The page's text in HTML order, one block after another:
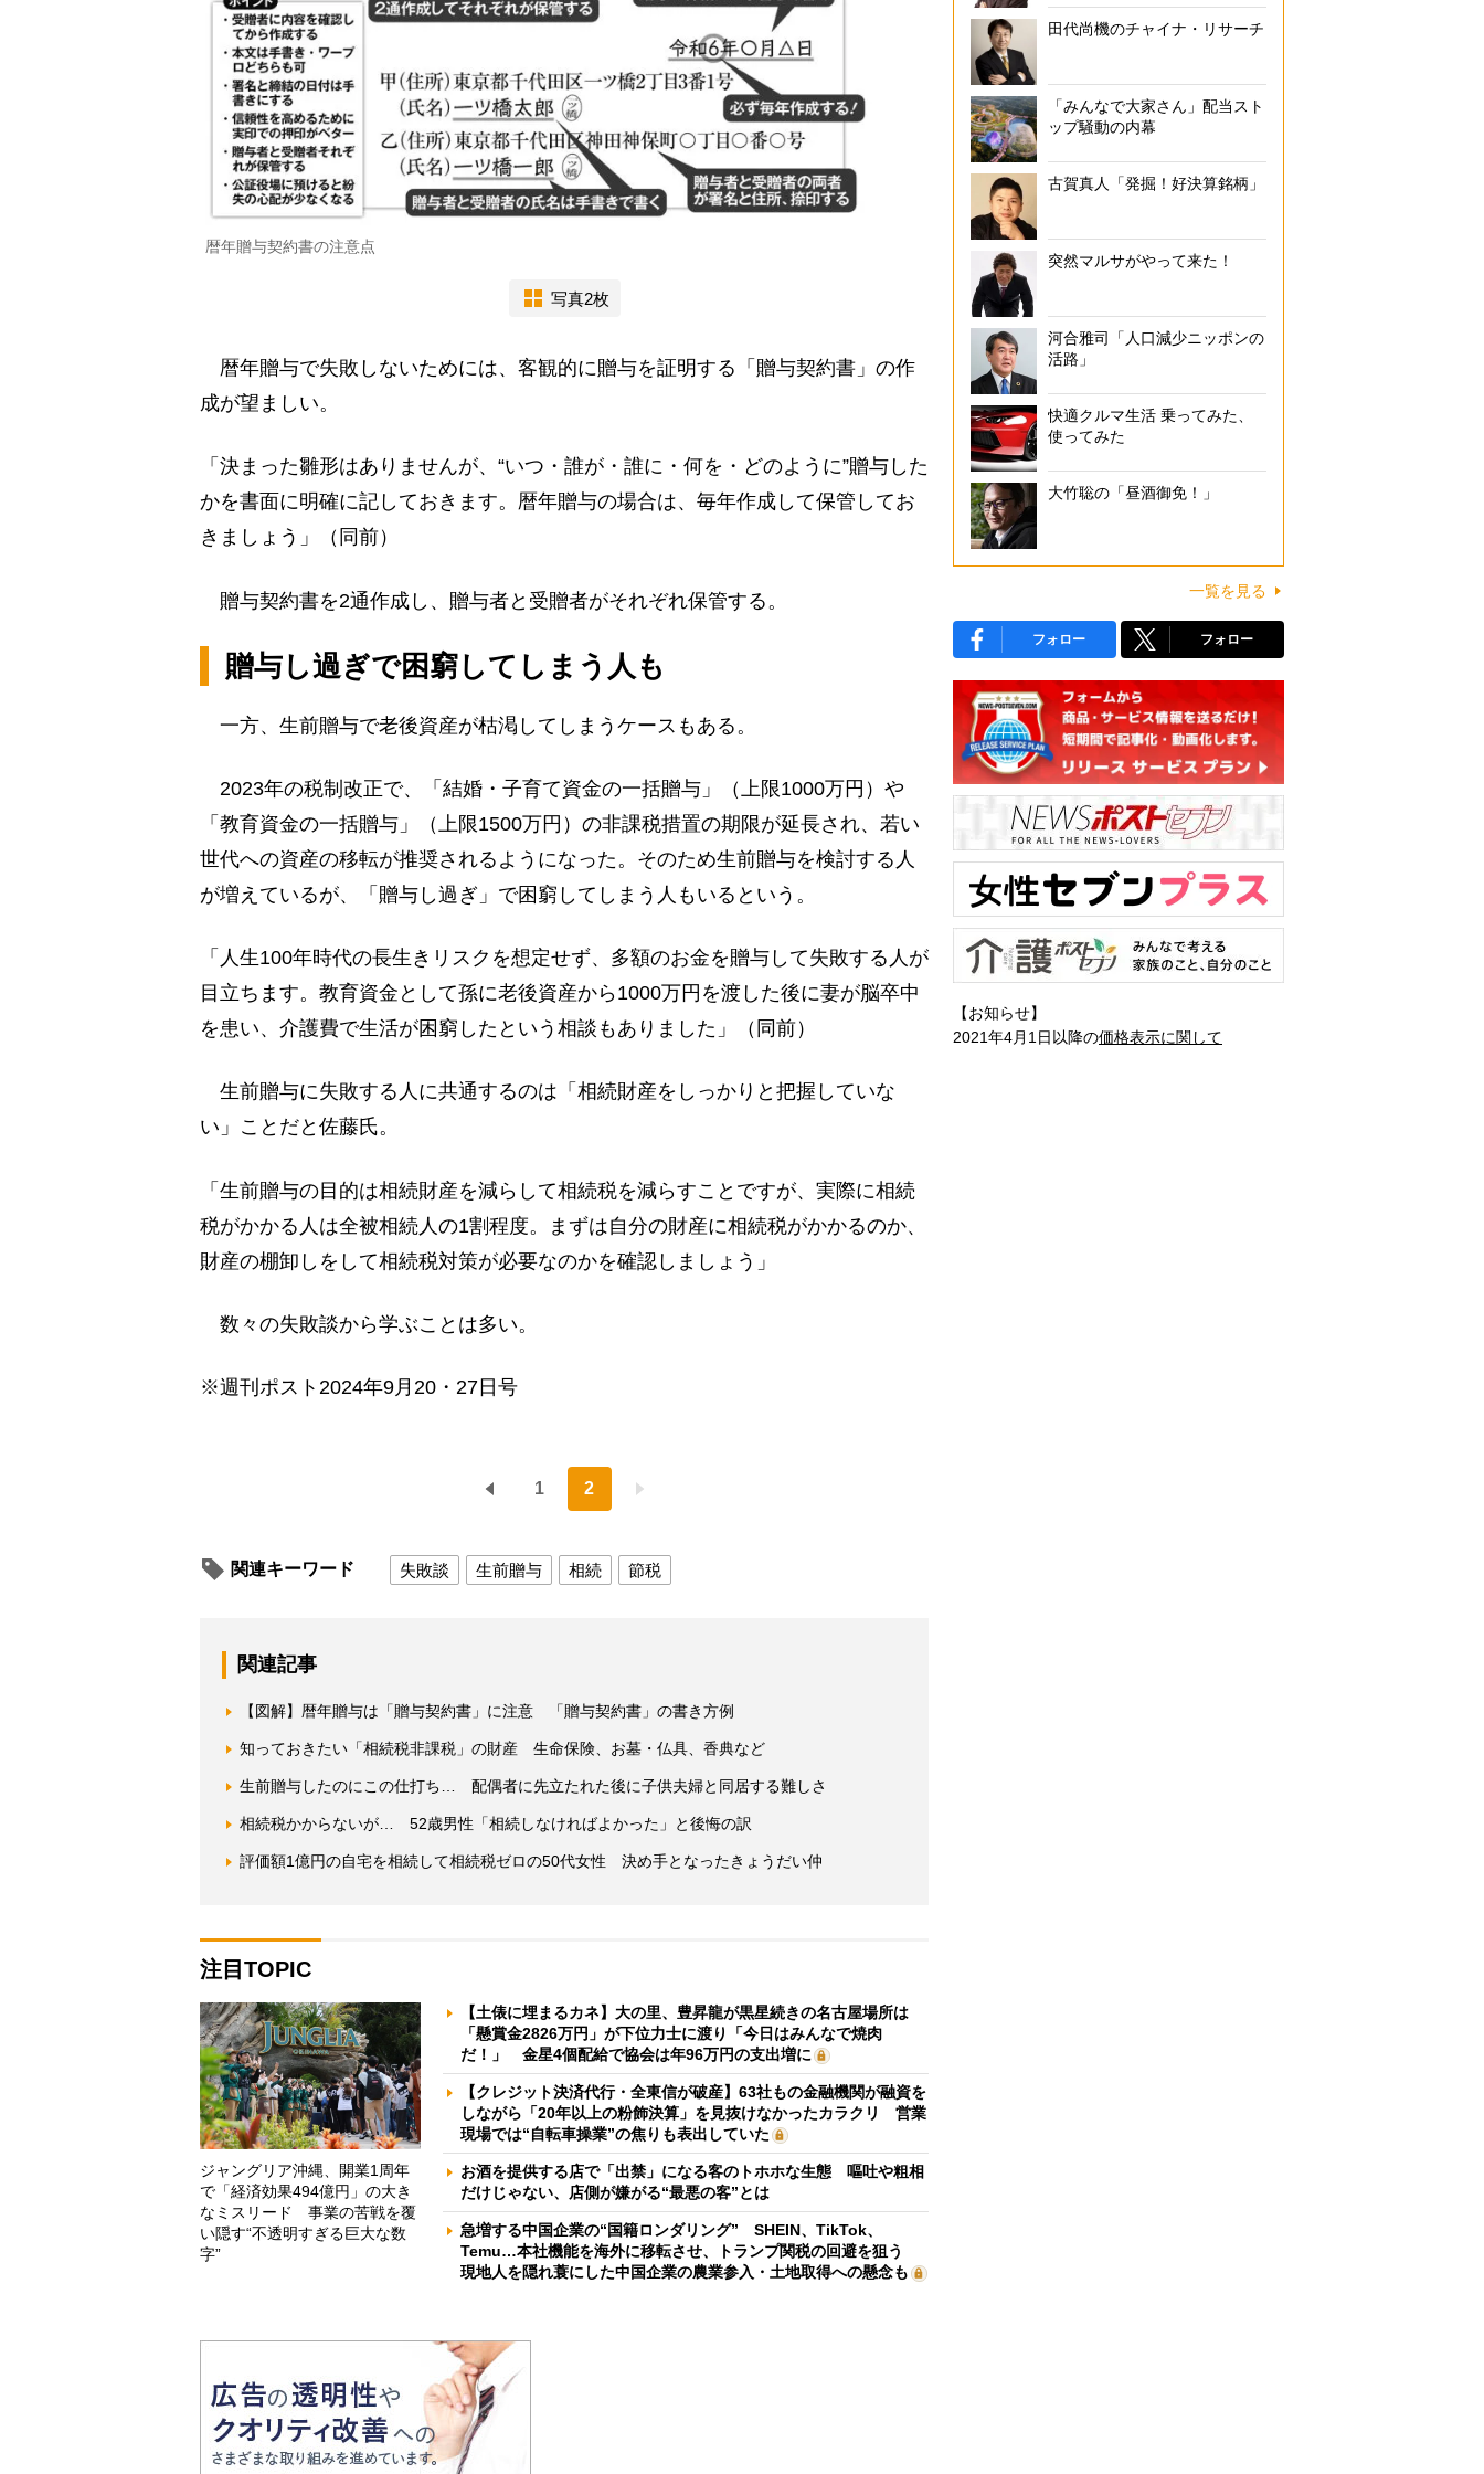
暦年贈与契約書の注意点
写真2枚
暦年贈与で失敗しないためには、客観的に贈与を証明する「贈与契約書」の作
成が望ましい。
「決まった雛形はありませんが、“いつ・誰が・誰に・何を・どのように”贈与した
かを書面に明確に記しておきます。暦年贈与の場合は、毎年作成して保管してお
きましょう」（同前）
贈与契約書を2通作成し、贈与者と受贈者がそれぞれ保管する。
贈与し過ぎで困窮してしまう人も
一方、生前贈与で老後資産が枯渇してしまうケースもある。
2023年の税制改正で、「結婚・子育て資金の一括贈与」（上限1000万円）や
「教育資金の一括贈与」（上限1500万円）の非課税措置の期限が延長され、若い
世代への資産の移転が推奨されるようになった。そのため生前贈与を検討する人
が増えているが、「贈与し過ぎ」で困窮してしまう人もいるという。
「人生100年時代の長生きリスクを想定せず、多額のお金を贈与して失敗する人が
目立ちます。教育資金として孫に老後資産から1000万円を渡した後に妻が脳卒中
を患い、介護費で生活が困窮したという相談もありました」（同前）
生前贈与に失敗する人に共通するのは「相続財産をしっかりと把握していな
い」ことだと佐藤氏。
「生前贈与の目的は相続財産を減らして相続税を減らすことですが、実際に相続
税がかかる人は全被相続人の1割程度。まずは自分の財産に相続税がかかるのか、
財産の棚卸しをして相続税対策が必要なのかを確認しましょう」
数々の失敗談から学ぶことは多い。
※週刊ポスト2024年9月20・27日号
1 2
関連キーワード 失敗談 生前贈与 相続 節税
関連記事
【図解】暦年贈与は「贈与契約書」に注意 「贈与契約書」の書き方例
知っておきたい「相続税非課税」の財産 生命保険、お墓・仏具、香典など
生前贈与したのにこの仕打ち… 配偶者に先立たれた後に子供夫婦と同居する難しさ
相続税かからないが… 52歳男性「相続しなければよかった」と後悔の訳
評価額1億円の自宅を相続して相続税ゼロの50代女性 決め手となったきょうだい仲
注目TOPIC
ジャングリア沖縄、開業1周年
で「経済効果494億円」の大き
なミスリード 事業の苦戦を覆
い隠す“不透明すぎる巨大な数
字”
【土俵に埋まるカネ】大の里、豊昇龍が黒星続きの名古屋場所は
「懸賞金2826万円」が下位力士に渡り「今日はみんなで焼肉
だ！」 金星4個配給で協会は年96万円の支出増に
【クレジット決済代行・全東信が破産】63社もの金融機関が融資を
しながら「20年以上の粉飾決算」を見抜けなかったカラクリ 営業
現場では“自転車操業”の焦りも表出していた
お酒を提供する店で「出禁」になる客のトホホな生態 嘔吐や粗相
だけじゃない、店側が嫌がる“最悪の客”とは
急増する中国企業の“国籍ロンダリング” SHEIN、TikTok、
Temu…本社機能を海外に移転させ、トランプ関税の回避を狙う
現地人を隠れ蓑にした中国企業の農業参入・土地取得への懸念も
田代尚機のチャイナ・リサーチ
「みんなで大家さん」配当スト
ップ騒動の内幕
古賀真人「発掘！好決算銘柄」
突然マルサがやって来た！
河合雅司「人口減少ニッポンの
活路」
快適クルマ生活 乗ってみた、
使ってみた
大竹聡の「昼酒御免！」
一覧を見る
フォロー フォロー
【お知らせ】
2021年4月1日以降の価格表示に関して